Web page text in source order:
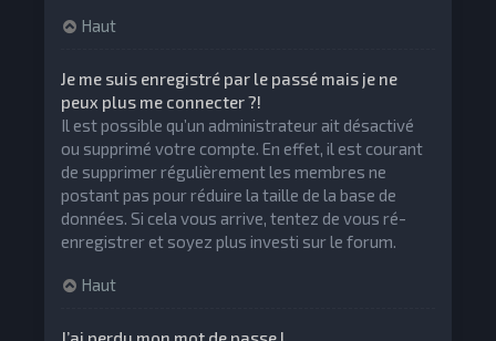
Haut
Je me suis enregistré par le passé mais je ne
peux plus me connecter ?!
Il est possible qu’un administrateur ait désactivé
ou supprimé votre compte. En effet, il est courant
de supprimer régulièrement les membres ne
postant pas pour réduire la taille de la base de
données. Si cela vous arrive, tentez de vous ré-
enregistrer et soyez plus investi sur le forum.
Haut